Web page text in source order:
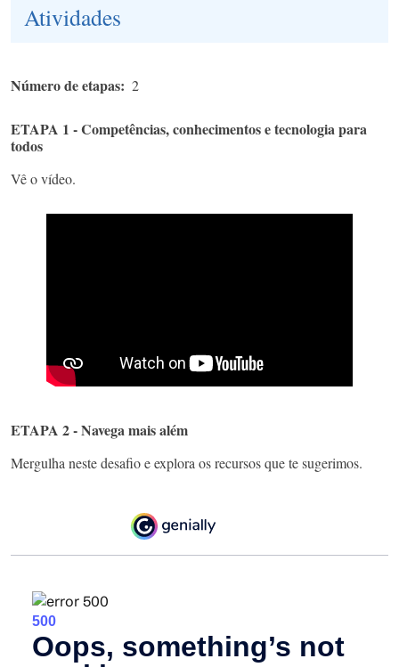
Atividades
Número de etapas 2
ETAPA 1 - Competências, conhecimentos e tecnologia para
todos
Vê o vídeo.
ETAPA 2 - Navega mais além
Mergulha neste desafio e explora os recursos que te sugerimos.